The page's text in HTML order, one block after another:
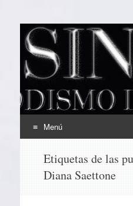
EL
Periodismo Inteligente
Menú
contenido
Etiquetas de las
Diana Saettone